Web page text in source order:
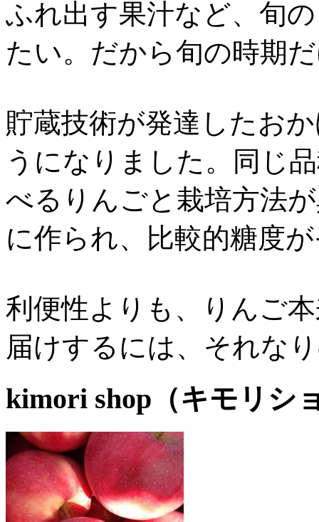
ふれ出す果汁など、旬
たい。だから旬の時期
貯蔵技術が発達したお
うになりました。同じ
べるりんごと栽培方法
に作られ、比較的糖度
利便性よりも、りんご
届けするには、それな
kimori shop（キモリシ